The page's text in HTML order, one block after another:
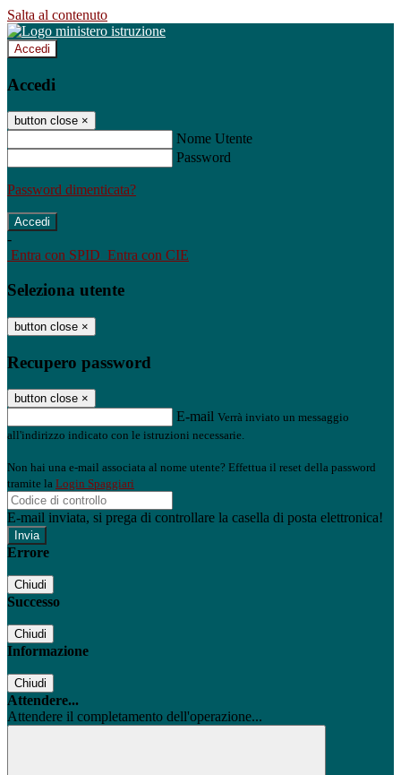
Salta al contenuto
Accedi
Accedi
button close ×
Nome Utente
Password
Password dimenticata?
-
Entra con SPID Entra con CIE
Seleziona utente
button close ×
Recupero password
button close ×
E-mail Verrà inviato un messaggio
all'indirizzo indicato con le istruzioni necessarie.
Non hai una e-mail associata al nome utente? Effettua il reset della password
tramite la Login Spaggiari
E-mail inviata, si prega di controllare la casella di posta elettronica!
Errore
Chiudi
Successo
Chiudi
Informazione
Chiudi
Attendere...
Attendere il completamento dell'operazione...